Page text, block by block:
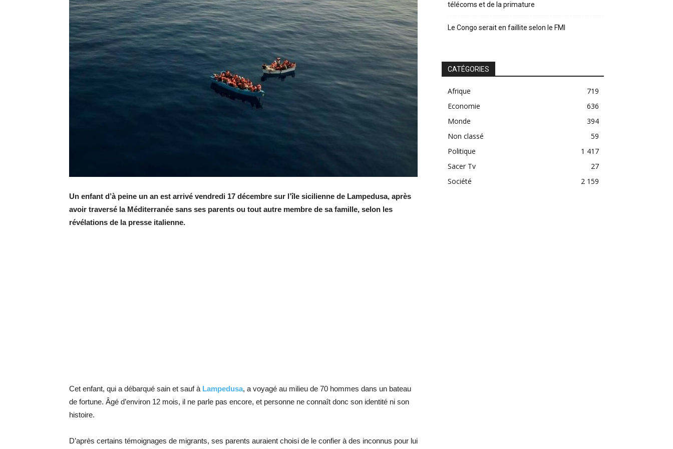
Un enfant d’à peine un an est arrivé vendredi 17 décembre sur l’île sicilienne de Lampedusa, après
avoir traversé la Méditerranée sans ses parents ou tout autre membre de sa famille, selon les
révélations de la presse italienne.
Cet enfant, qui a débarqué sain et sauf à Lampedusa, a voyagé au milieu de 70 hommes dans un bateau
de fortune. Âgé d’environ 12 mois, il ne parle pas encore, et personne ne connaît donc son identité ni son
histoire.
D’après certains témoignages de migrants, ses parents auraient choisi de le confier à des inconnus pour lui
télécoms et de la primature
Le Congo serait en faillite selon le FMI
CATÉGORIES
Afrique
719
Economie
636
Monde
394
Non classé
59
Politique
1 417
Sacer Tv
27
Société
2 159